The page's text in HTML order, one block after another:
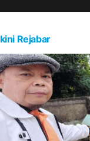
Rejabar